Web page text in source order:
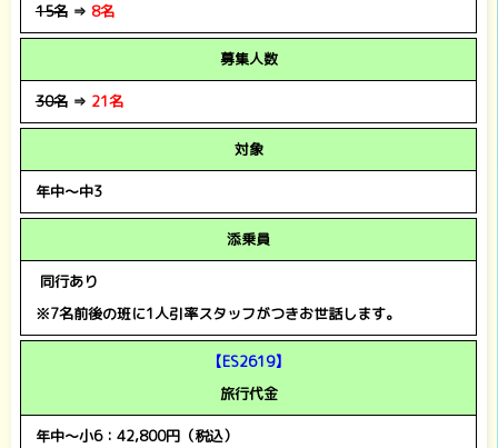
15名⇒ 8名
募集人数
30名⇒ 21名
対象
年中～中3
添乗員
同行あり
※7名前後の班に1人引率スタッフがつきお世話します。
【ES2619】
旅行代金
年中～小6：42,800円（税込）